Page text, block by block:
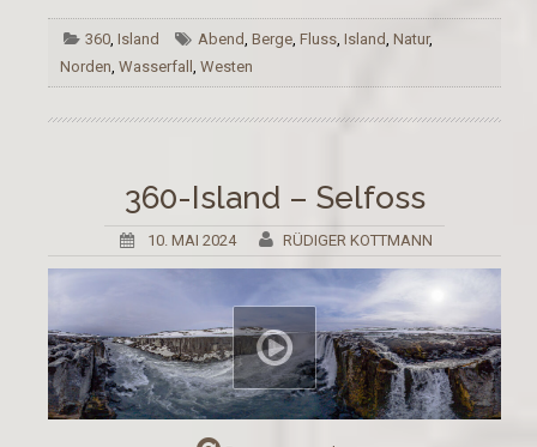
360 ,Island Abend Berge, Fluss, Island Natur,
Norden Wasserfall Westen
360-Island – Selfoss
10. MAI 2024 RÜDIGER KOTTMANN